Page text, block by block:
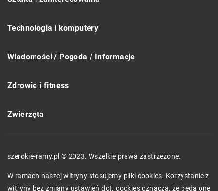
Technologia i komputery
Wiadomości / Pogoda / Informacje
Zdrowie i fitness
Zwierzęta
szerokie-ramy.pl © 2023. Wszelkie prawa zastrzeżone.
W ramach naszej witryny stosujemy pliki cookies. Korzystanie z
witryny bez zmiany ustawień dot. cookies oznacza, że będą one